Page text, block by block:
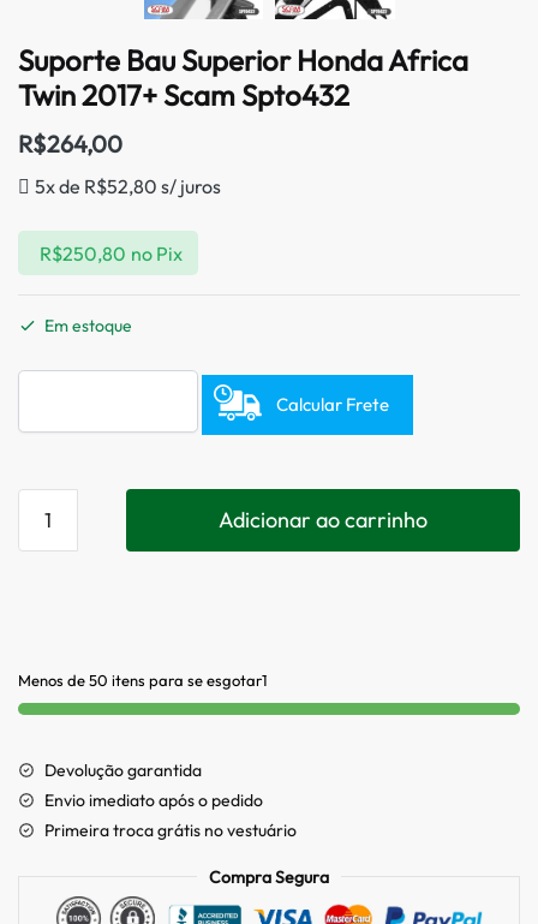
Suporte Bau Superior Honda Africa
Twin 2017+ Scam Spto432
R$264,00
5x de R$52,80 s/ juros
R$250,80 no Pix
Em estoque
Calcular Frete
Adicionar ao carrinho
Menos de 50 itens para se esgotar1
Devolução garantida
Envio imediato após o pedido
Primeira troca grátis no vestuário
Compra Segura